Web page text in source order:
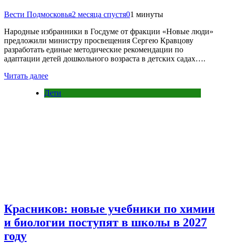
Вести Подмосковья2 месяца спустя01 минуты
Народные избранники в Госдуме от фракции «Новые люди»
предложили министру просвещения Сергею Кравцову
разработать единые методические рекомендации по
адаптации детей дошкольного возраста в детских садах….
Читать далее
Дети
Красников: новые учебники по химии
и биологии поступят в школы в 2027
году